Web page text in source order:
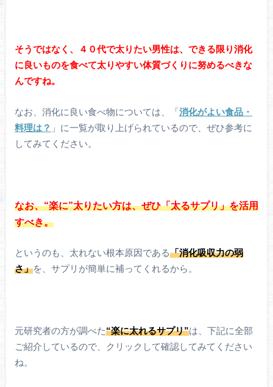
そうではなく、４０代で太りたい男性は、できる限り消化
に良いものを食べて太りやすい体質づくりに努めるべきな
んですね。
なお、消化に良い食べ物については、「消化がよい食品・
料理は？ 」に一覧が取り上げられているので、ぜひ参考に
してみてください。
なお、“楽に”太りたい方は、ぜひ「太るサプリ」を活用
すべき。
というのも、太れない根本原因である「消化吸収力の弱
さ」を、サプリが簡単に補ってくれるから。
元研究者の方が調べた“楽に太れるサプリ”は、下記に全部
ご紹介しているので、クリックして確認してみてください
ね。